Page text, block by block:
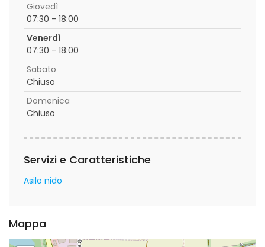
Giovedì
07:30 - 18:00
Venerdì
07:30 - 18:00
Sabato
Chiuso
Domenica
Chiuso
Servizi e Caratteristiche
Asilo nido
Mappa